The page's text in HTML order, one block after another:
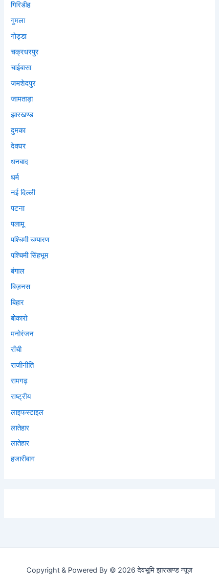
गिरिडीह
गुमला
गोड्डा
चक्रधरपुर
चाईबासा
जमशेदपुर
जामताड़ा
झारखण्ड
दुमका
देवघर
धनबाद
धर्म
नई दिल्ली
पटना
पलामू
पश्चिमी चम्पारण
पश्चिमी सिंहभूम
बंगाल
बिज़नस
बिहार
बोकारो
मनोरंजन
राँची
राजीनीति
रामगढ़
राष्ट्रीय
लाइफस्टाइल
लातेहार
लातेहार
हजारीबाग
Copyright & Powered By © 2026 देवभूमि झारखण्ड न्यूज